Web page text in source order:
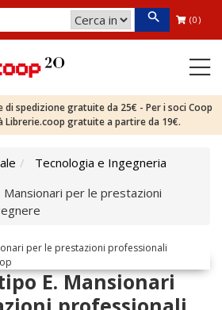
(0)
di spedizione gratuite da 25€ - Per i soci Coop
Librerie.coop gratuite a partire da 19€.
Tecnologia e Ingegneria
Mansionari per le prestazioni
E. Mansionari